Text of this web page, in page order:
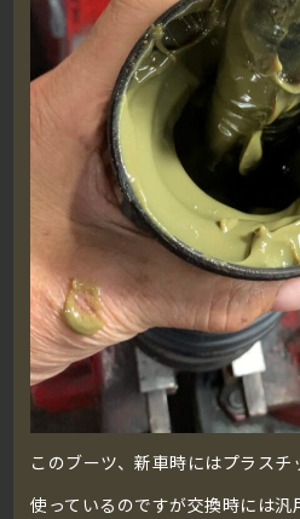
このブーツ、新車時にはプラス
使っているのですが交換時には汎